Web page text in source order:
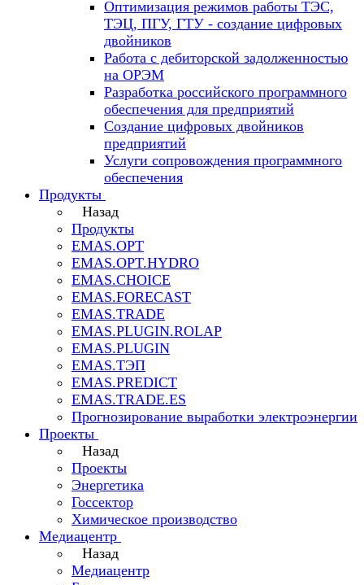
Оптимизация режимов работы ТЭС,
ТЭЦ, ПГУ, ГТУ - создание цифровых
двойников
Работа с дебиторской задолженностью
на ОРЭМ
Разработка российского программного
обеспечения для предприятий
Создание цифровых двойников
предприятий
Услуги сопровождения программного
обеспечения
Продукты
Назад
Продукты
EMAS.OPT
EMAS.OPT.HYDRO
EMAS.CHOICE
EMAS.FORECAST
EMAS.TRADE
EMAS.PLUGIN.ROLAP
EMAS.PLUGIN
EMAS.ТЭП
EMAS.PREDICT
EMAS.TRADE.ES
Прогнозирование выработки электроэнергии
Проекты
Назад
Проекты
Энергетика
Госсектор
Химическое производство
Медиацентр
Назад
Медиацентр